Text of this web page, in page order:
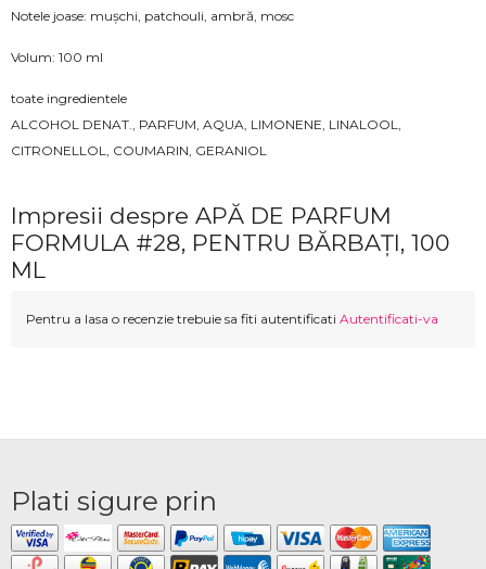
Notele joase: mușchi, patchouli, ambră, mosc
Volum: 100 ml
toate ingredientele
ALCOHOL DENAT., PARFUM, AQUA, LIMONENE, LINALOOL,
CITRONELLOL, COUMARIN, GERANIOL
Impresii despre APĂ DE PARFUM
FORMULA #28, PENTRU BĂRBAȚI, 100
ML
Pentru a lasa o recenzie trebuie sa fiti autentificati Autentificati-va
Plati sigure prin